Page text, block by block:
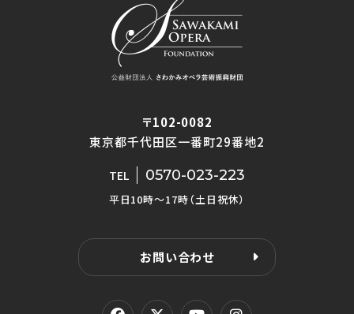
〒102-0082
東京都千代田区一番町29番地2
TEL 0570-023-223
平日10時〜17時（土日祝休）
お問い合わせ